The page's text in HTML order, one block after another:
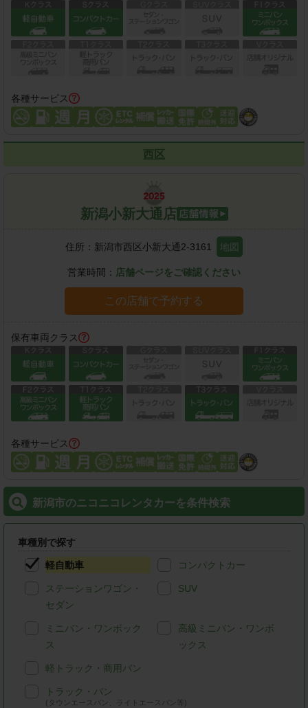
各種サービス
西区
新潟小新大通店
住所： 新潟市西区小新大通2-3161 地図
営業時間： 店舗ページをご確認ください
この店舗で予約する
保有車両クラス
各種サービス
新潟市のニコニコレンタカーを条件検索
車種別で探す
軽自動車 コンパクトカー
ステーションワゴン・
セダン
SUV
ミニバン・ワンボック
ス
高級ミニバン・ワンボ
ックス
軽トラック・商用バン
トラック・バン
(タウンエースバン、ライトエースバン等)